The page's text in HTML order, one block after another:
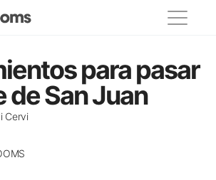
para pasar
de San Juan
Cervi